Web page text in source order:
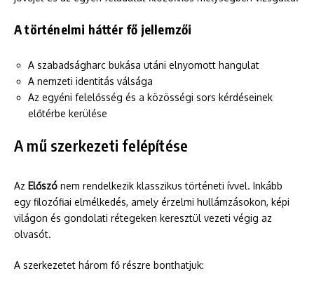
A történelmi háttér fő jellemzői
A szabadságharc bukása utáni elnyomott hangulat
A nemzeti identitás válsága
Az egyéni felelősség és a közösségi sors kérdéseinek
előtérbe kerülése
A mű szerkezeti felépítése
Az Előszó nem rendelkezik klasszikus történeti ívvel. Inkább
egy filozófiai elmélkedés, amely érzelmi hullámzásokon, képi
világon és gondolati rétegeken keresztül vezeti végig az
olvasót.
A szerkezetet három fő részre bonthatjuk: